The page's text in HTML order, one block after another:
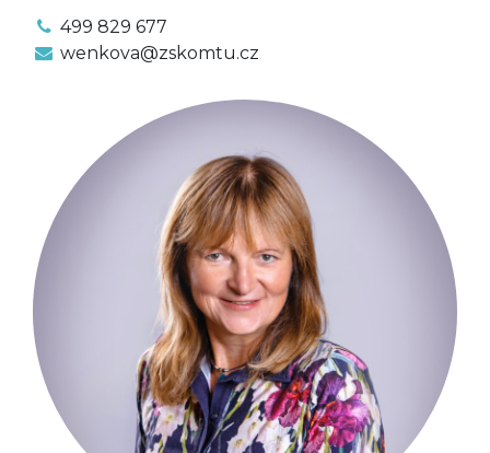
499 829 677
wenkova@zskomtu.cz